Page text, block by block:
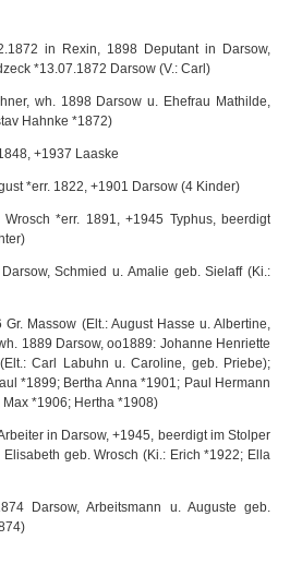
in Rexin, 1898 Deputant in Darsow,
*13.07.1872 Darsow (V.: Carl)
wh. 1898 Darsow u. Ehefrau Mathilde,
Hahnke *1872)
+1937 Laaske
*err. 1822, +1901 Darsow (4 Kinder)
*err. 1891, +1945 Typhus, beerdigt
Schmied u. Amalie geb. Sielaff (Ki.:
Massow (Elt.: August Hasse u. Albertine,
1889 Darsow, oo1889: Johanne Henriette
Carl Labuhn u. Caroline, geb. Priebe);
*1899; Bertha Anna *1901; Paul Hermann
*1906; Hertha *1908)
in Darsow, +1945, beerdigt im Stolper
Elisabeth geb. Wrosch (Ki.: Erich *1922; Ella
Darsow, Arbeitsmann u. Auguste geb.